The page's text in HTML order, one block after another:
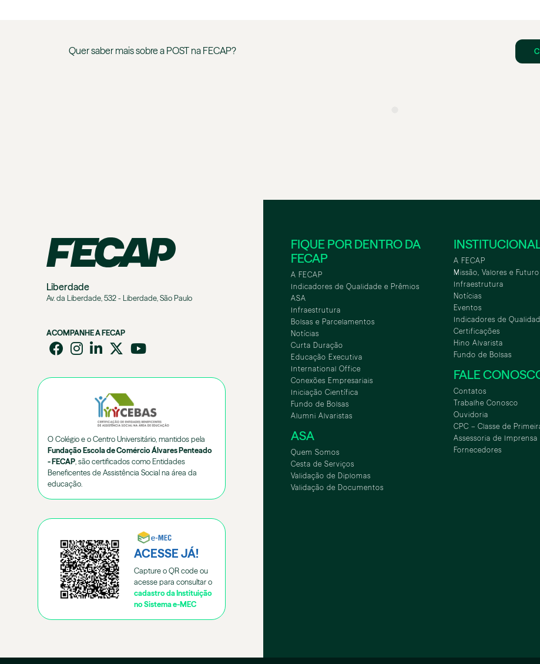
Quer saber mais sobre a POST na FECAP?
Liberdade
Av. da Liberdade, 532 - Liberdade, São Paulo
ACOMPANHE A FECAP
O Colégio e o Centro Universitário, mantidos pela
Fundação Escola de Comércio Álvares Penteado
- FECAP , são certificados como Entidades
Beneficentes de Assistência Social na área da
educação.
ACESSE JÁ!
Capture o QR code ou
acesse para consultar o
cadastro da Instituição
no Sistema e-MEC
FIQUE POR DENTRO DA
FECAP
A FECAP
Indicadores de Qualidade e Prêmios
ASA
Infraestrutura
Bolsas e Parcelamentos
Notícias
Curta Duração
Educação Executiva
International Office
Conexões Empresariais
Iniciação Científica
Fundo de Bolsas
Alumni Alvaristas
ASA
Quem Somos
Cesta de Serviços
Validação de Diplomas
Validação de Documentos
A FECAP
Missão, Valores e Futuro
Infraestrutura
Notícias
Eventos
Indicadores de
Certificações
Hino Alvarista
Fundo de Bolsas
FALE
Contatos
Trabalhe Conosco
Ouvidoria
CPC – Classe de
Assessoria de Imprensa
Fornecedores